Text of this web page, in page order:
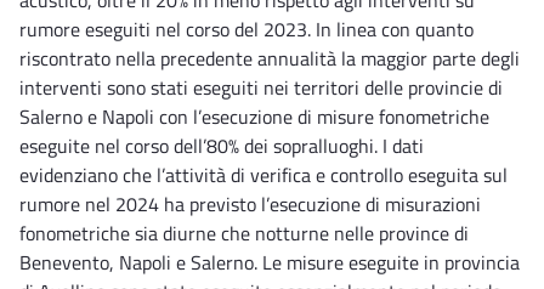
rumore eseguiti nel corso del 2023. In linea con quanto
riscontrato nella precedente annualità la maggior parte degli
interventi sono stati eseguiti nei territori delle provincie di
Salerno e Napoli con l’esecuzione di misure fonometriche
eseguite nel corso dell’80% dei sopralluoghi. I dati
evidenziano che l’attività di verifica e controllo eseguita sul
rumore nel 2024 ha previsto l’esecuzione di misurazioni
fonometriche sia diurne che notturne nelle province di
Benevento, Napoli e Salerno. Le misure eseguite in provincia